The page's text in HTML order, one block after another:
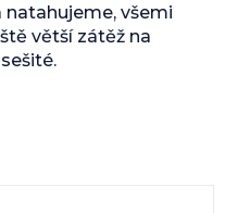
všemi
větší zátěž na